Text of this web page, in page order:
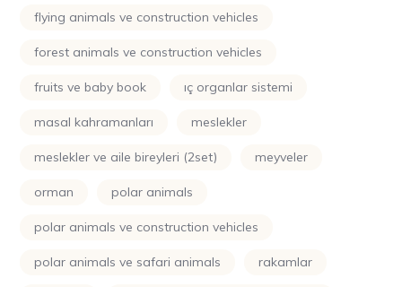
flying animals ve construction vehicles
forest animals ve construction vehicles
fruits ve baby book iç organlar sistemi
masal kahramanları meslekler
meslekler ve aile bireyleri (2set) meyveler
orman polar animals
polar animals ve construction vehicles
polar animals ve safari animals rakamlar